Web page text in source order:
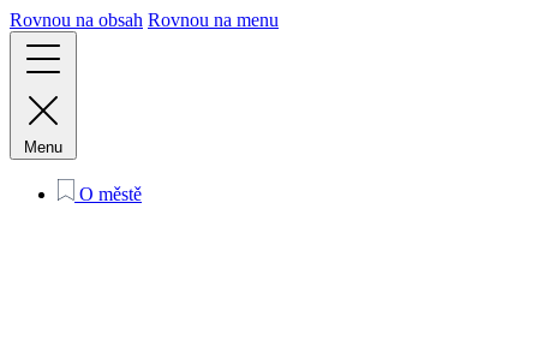
Rovnou na obsah Rovnou na menu
Menu
O městě